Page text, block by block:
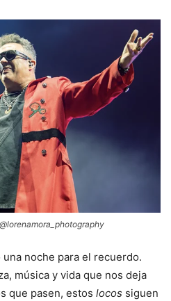
una noche para el recuerdo.
música y vida que nos deja
que pasen, estos locos siguen